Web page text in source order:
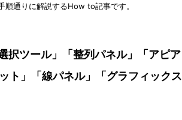
通りに解説するHow to記事です。
択ツール」「整列パネル」「アピア
ト」「線パネル」「グラフィックス